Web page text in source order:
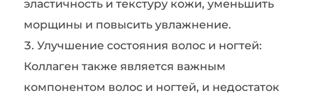
эластичность и текстуру кожи, уменьшить
морщины и повысить увлажнение.
Улучшение состояния волос и ногтей:
Коллаген также является важным
компонентом волос и ногтей, и недостаток